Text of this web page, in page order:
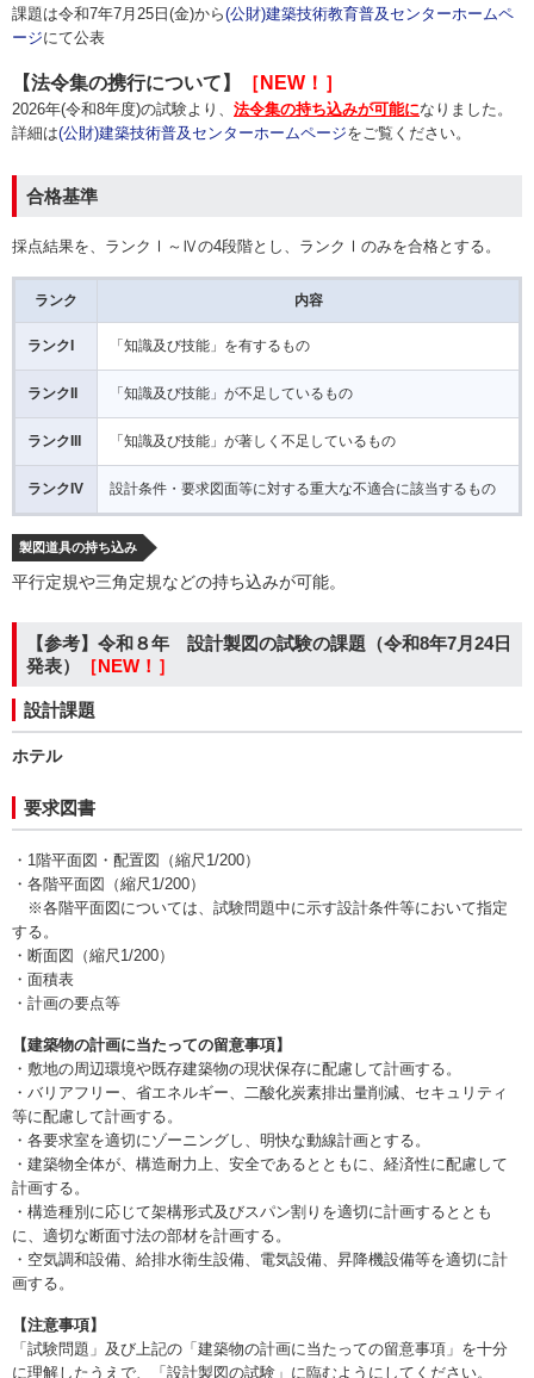
課題は令和7年7月25日(金)から(公財)建築技術教育普及センターホームペ
ージにて公表
【法令集の携行について】 ［NEW！］
2026年(令和8年度)の試験より、 法令集の持ち込みが可能になりました。
詳細は(公財)建築技術普及センターホームページをご覧ください。
合格基準
採点結果を、ランクⅠ～Ⅳの4段階とし、ランクⅠのみを合格とする。
ランク 内容
ランクI 「知識及び技能」を有するもの
ランクII 「知識及び技能」が不足しているもの
ランクIII 「知識及び技能」が著しく不足しているもの
ランクIV 設計条件・要求図面等に対する重大な不適合に該当するもの
製図道具の持ち込み
平行定規や三角定規などの持ち込みが可能。
【参考】令和８年 設計製図の試験の課題（令和8年7月24日
発表）
［NEW！］
設計課題
ホテル
要求図書
・1階平面図・配置図（縮尺1/200）
・各階平面図（縮尺1/200）
※各階平面図については、試験問題中に示す設計条件等において指定
する。
・断面図（縮尺1/200）
・面積表
・計画の要点等
【建築物の計画に当たっての留意事項】
・敷地の周辺環境や既存建築物の現状保存に配慮して計画する。
・バリアフリー、省エネルギー、二酸化炭素排出量削減、セキュリティ
等に配慮して計画する。
・各要求室を適切にゾーニングし、明快な動線計画とする。
・建築物全体が、構造耐力上、安全であるとともに、経済性に配慮して
計画する。
・構造種別に応じて架構形式及びスパン割りを適切に計画するととも
に、適切な断面寸法の部材を計画する。
・空気調和設備、給排水衛生設備、電気設備、昇降機設備等を適切に計
画する。
【注意事項】
「試験問題」及び上記の「建築物の計画に当たっての留意事項」を十分
に理解したうえで、「設計製図の試験」に臨むようにしてください。